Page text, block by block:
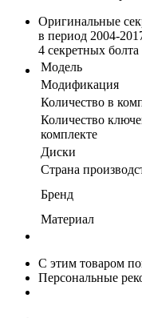
Оригинальные
в период 2004-
4 секретных
Модель
Модификация
Количество в
Количество
комплекте
Диски
Страна
Бренд
Материал
С этим товаром
Персональные